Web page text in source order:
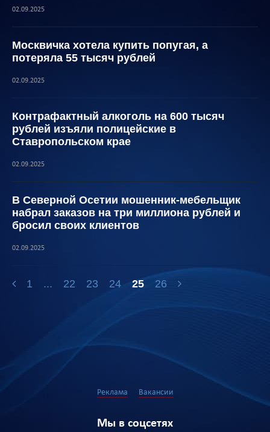
02.09.2025
Москвичка хотела купить попугая, а
потеряла 55 тысяч рублей
02.09.2025
Контрафактный алкоголь на 600 тысяч
рублей изъяли полицейские в
Ставропольском крае
02.09.2025
В Северной Осетии мошенник-мебельщик
набрал заказов на три миллиона рублей и
бросил своих клиентов
02.09.2025
1 ... 22 23 24 25 26
Реклама Вакансии
Мы в соцсетях